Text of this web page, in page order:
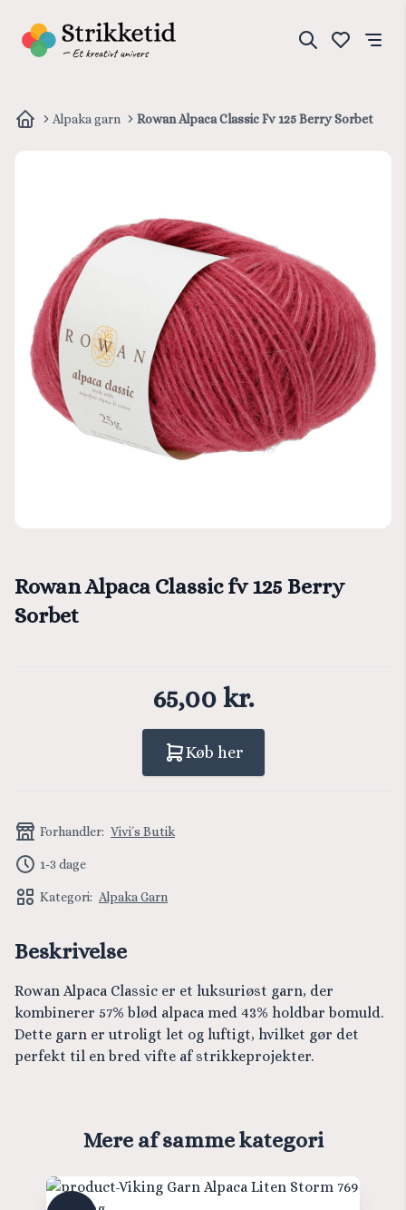
Alpaka garn Rowan Alpaca Classic Fv 125 Berry Sorbet
Rowan Alpaca Classic fv 125 Berry
Sorbet
65,00 kr.
Køb her
Forhandler: Vivi´s Butik
1-3 dage
Kategori: Alpaka Garn
Beskrivelse
Rowan Alpaca Classic er et luksuriøst garn, der
kombinerer 57% blød alpaca med 43% holdbar bomuld.
Dette garn er utroligt let og luftigt, hvilket gør det
perfekt til en bred vifte af strikkeprojekter.
Mere af samme kategori